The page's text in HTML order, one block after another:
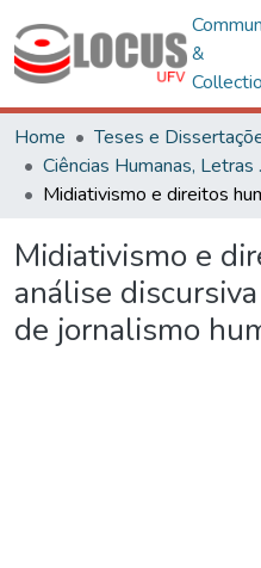
&
Home
Teses e
Midiativismo e
análise
de jornalismo